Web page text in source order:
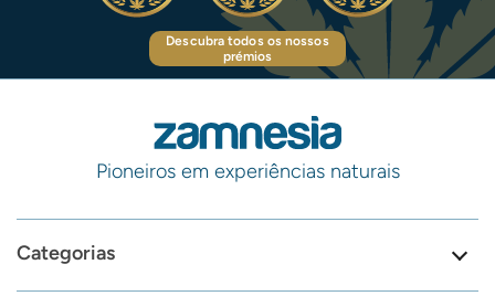
Descubra todos os nossos
prémios
Pioneiros em experiências naturais
Categorias